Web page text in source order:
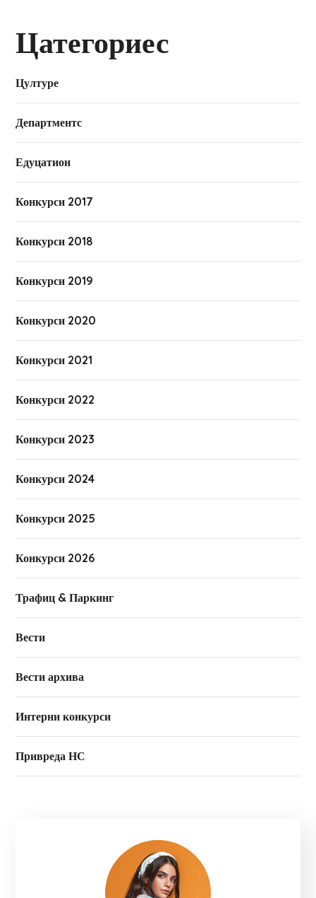
Цатегориес
Цултуре
Департментс
Едуцатион
Конкурси 2017
Конкурси 2018
Конкурси 2019
Конкурси 2020
Конкурси 2021
Конкурси 2022
Конкурси 2023
Конкурси 2024
Конкурси 2025
Конкурси 2026
Трафиц & Паркинг
Вести
Вести архива
Интерни конкурси
Привреда НС